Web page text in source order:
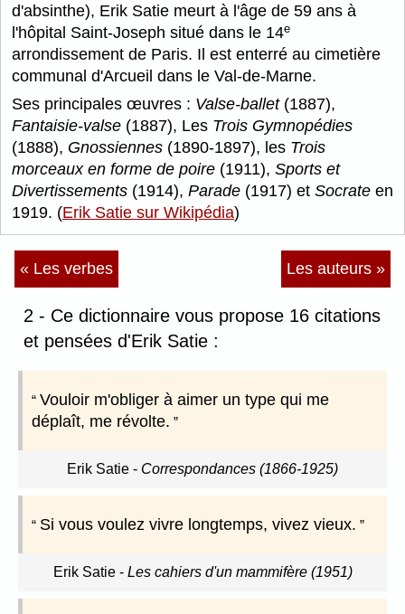
d'absinthe), Erik Satie meurt à l'âge de 59 ans à
l'hôpital Saint-Joseph situé dans le 14e
arrondissement de Paris. Il est enterré au cimetière
communal d'Arcueil dans le Val-de-Marne.
Ses principales œuvres : Valse-ballet(1887),
Fantaisie-valse (1887), Les Trois Gymnopédies
(1888), Gnossiennes (1890-1897), les Trois
morceaux en forme de poire (1911), Sports et
Divertissements (1914), Parade (1917) et Socrate en
1919. (Erik Satie sur Wikipédia)
« Les verbes Les auteurs »
2 - Ce dictionnaire vous propose 16 citations
et pensées d'Erik Satie :
Vouloir m'obliger à aimer un type qui me
déplaît, me révolte.
Erik Satie - Correspondances (1866-1925)
Si vous voulez vivre longtemps, vivez vieux.
Erik Satie- Les cahiers d'un mammifère (1951)